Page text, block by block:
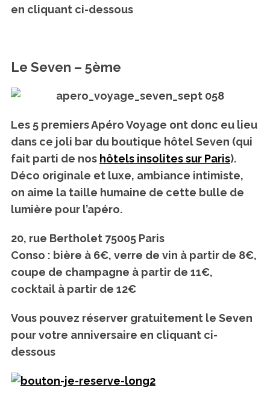
en cliquant ci-dessous
Le Seven – 5ème
Les 5 premiers Apéro Voyage ont donc eu lieu
dans ce joli bar du boutique hôtel Seven (qui
fait parti de nos hôtels insolites sur Paris).
Déco originale et luxe, ambiance intimiste,
on aime la taille humaine de cette bulle de
lumière pour l’apéro.
20, rue Bertholet 75005 Paris
Conso : bière à 6€, verre de vin à partir de 8€,
coupe de champagne à partir de 11€,
cocktail à partir de 12€
Vous pouvez réserver gratuitement le Seven
pour votre anniversaire en cliquant ci-
dessous